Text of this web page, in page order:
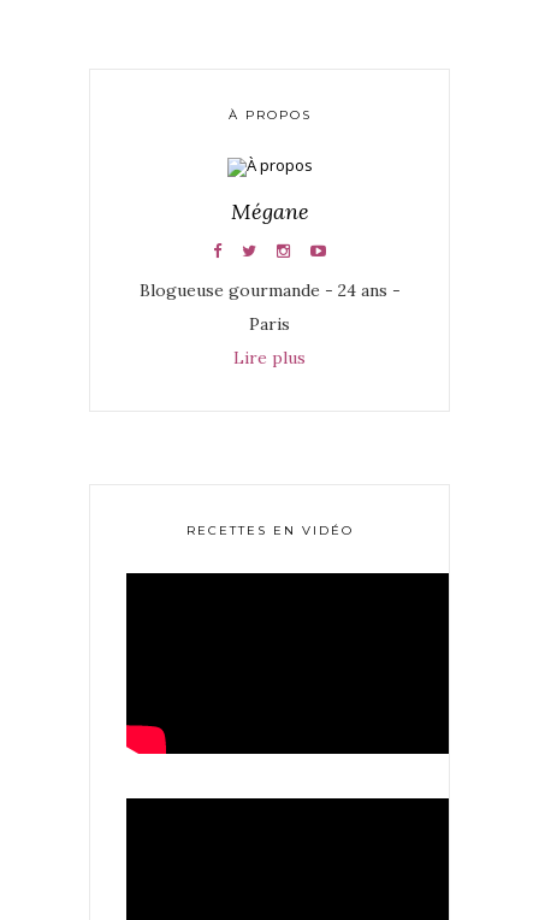
À PROPOS
Mégane
Blogueuse gourmande - 24 ans -
Paris
Lire plus
RECETTES EN VIDÉO